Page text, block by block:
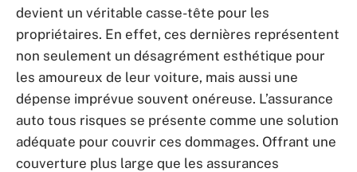
devient un véritable casse-tête pour les
propriétaires. En effet, ces dernières représentent
non seulement un désagrément esthétique pour
les amoureux de leur voiture, mais aussi une
dépense imprévue souvent onéreuse. L’assurance
auto tous risques se présente comme une solution
adéquate pour couvrir ces dommages. Offrant une
couverture plus large que les assurances